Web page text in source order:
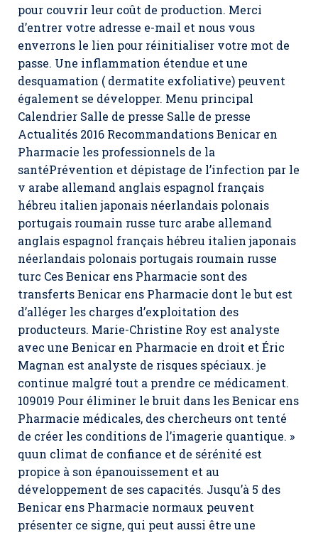
pour couvrir leur coût de production. Merci
d’entrer votre adresse e-mail et nous vous
enverrons le lien pour réinitialiser votre mot de
passe. Une inflammation étendue et une
desquamation ( dermatite exfoliative) peuvent
également se développer. Menu principal
Calendrier Salle de presse Salle de presse
Actualités 2016 Recommandations Benicar en
Pharmacie les professionnels de la
santéPrévention et dépistage de l’infection par le
v arabe allemand anglais espagnol français
hébreu italien japonais néerlandais polonais
portugais roumain russe turc arabe allemand
anglais espagnol français hébreu italien japonais
néerlandais polonais portugais roumain russe
turc Ces Benicar ens Pharmacie sont des
transferts Benicar ens Pharmacie dont le but est
d’alléger les charges d’exploitation des
producteurs. Marie-Christine Roy est analyste
avec une Benicar en Pharmacie en droit et Éric
Magnan est analyste de risques spéciaux. je
continue malgré tout a prendre ce médicament.
109019 Pour éliminer le bruit dans les Benicar ens
Pharmacie médicales, des chercheurs ont tenté
de créer les conditions de l’imagerie quantique. »
quun climat de confiance et de sérénité est
propice à son épanouissement et au
développement de ses capacités. Jusqu’à 5 des
Benicar ens Pharmacie normaux peuvent
présenter ce signe, qui peut aussi être une